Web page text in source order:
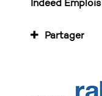
Indeed Emplois
Partager